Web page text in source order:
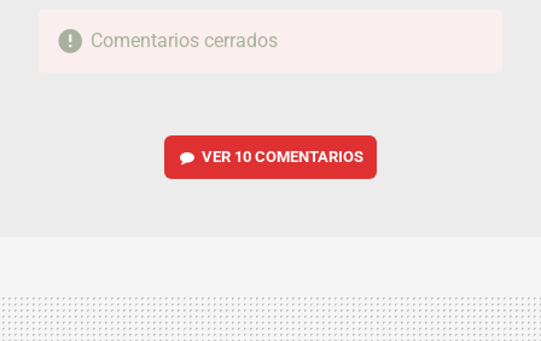
Comentarios cerrados
VER 10 COMENTARIOS